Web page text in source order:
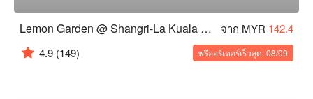
Lemon Garden @ Shangri-La Kuala Lumpur จาก MYR 142.4
4.9 (149) พรีออร์เดอร์เร็วสุด: 08/09